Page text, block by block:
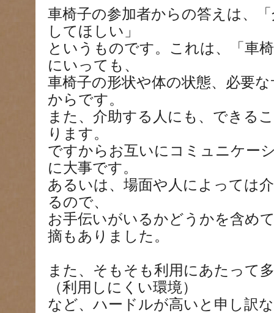
車椅子の参加者からの答えは、
してほしい」
というものです。これは、「車
にいっても、
車椅子の形状や体の状態、必要
からです。
また、介助する人にも、できる
ります。
ですからお互いにコミュニケー
に大事です。
あるいは、場面や人によっては
るので、
お手伝いがいるかどうかを含め
摘もありました。
また、そもそも利用にあたって
（利用しにくい環境）
など、ハードルが高いと申し訳